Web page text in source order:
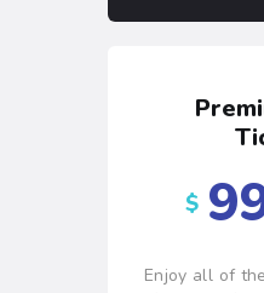
$
Enjoy all of